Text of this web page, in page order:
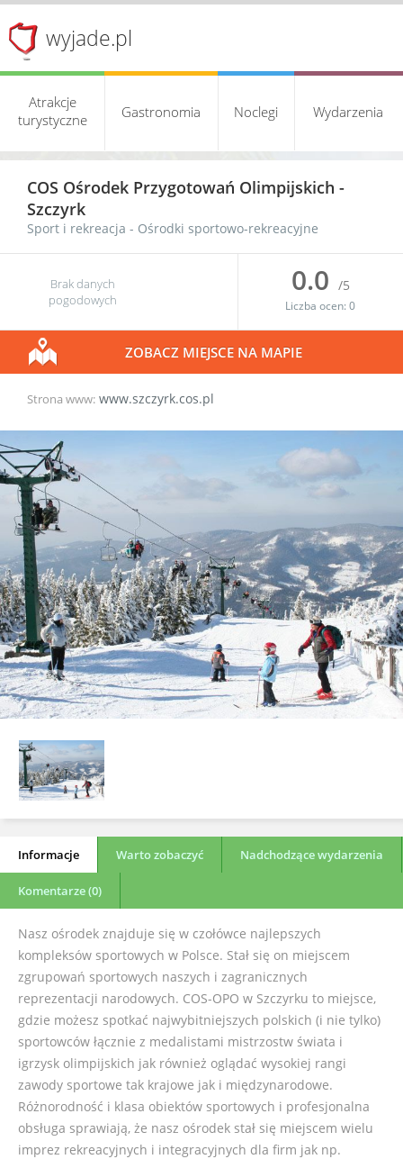
wyjade.pl
Atrakcje
turystyczne
Gastronomia Noclegi Wydarzenia
COS Ośrodek Przygotowań Olimpijskich -
Szczyrk
Sport i rekreacja - Ośrodki sportowo-rekreacyjne
Brak danych
pogodowych
0.0 /5
Liczba ocen:0
ZOBACZ MIEJSCE NA MAPIE
Strona www: www.szczyrk.cos.pl
Informacje Warto zobaczyć Nadchodzące wydarzenia
Komentarze (0)
Nasz ośrodek znajduje się w czołówce najlepszych
kompleksów sportowych w Polsce. Stał się on miejscem
zgrupowań sportowych naszych i zagranicznych
reprezentacji narodowych. COS-OPO w Szczyrku to miejsce,
gdzie możesz spotkać najwybitniejszych polskich (i nie tylko)
sportowców łącznie z medalistami mistrzostw świata i
igrzysk olimpijskich jak również oglądać wysokiej rangi
zawody sportowe tak krajowe jak i międzynarodowe.
Różnorodność i klasa obiektów sportowych i profesjonalna
obsługa sprawiają, że nasz ośrodek stał się miejscem wielu
imprez rekreacyjnych i integracyjnych dla firm jak np.